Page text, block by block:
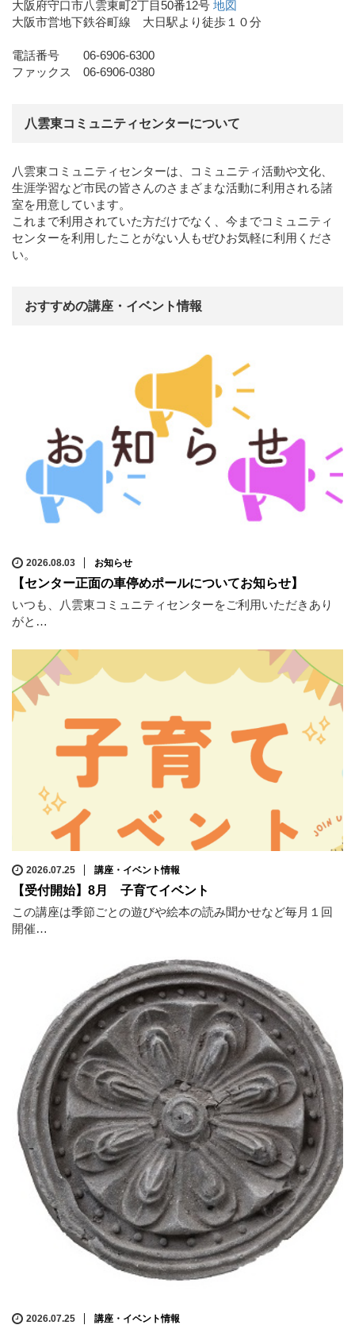
大阪府守口市八雲東町2丁目50番12号 地図
大阪市営地下鉄谷町線 大日駅より徒歩１０分
電話番号 06-6906-6300
ファックス 06-6906-0380
八雲東コミュニティセンターについて
八雲東コミュニティセンターは、コミュニティ活動や文化、
生涯学習など市民の皆さんのさまざまな活動に利用される諸
室を用意しています。
これまで利用されていた方だけでなく、今までコミュニティ
センターを利用したことがない人もぜひお気軽に利用くださ
い。
おすすめの講座・イベント情報
2026.08.03 お知らせ
【センター正面の車停めポールについてお知らせ】
いつも、八雲東コミュニティセンターをご利用いただきあり
がと…
2026.07.25 講座・イベント情報
【受付開始】8月 子育てイベント
この講座は季節ごとの遊びや絵本の読み聞かせなど毎月１回
開催…
2026.07.25 講座・イベント情報